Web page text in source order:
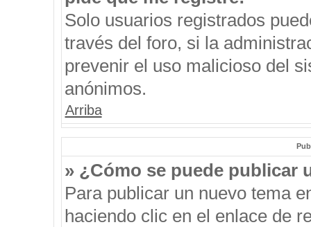
Solo usuarios registrados
través del foro, si la
prevenir el uso malicioso del
anónimos.
Arriba
» ¿Cómo se puede publicar
Para publicar un nuevo tema
haciendo clic en el enlace de